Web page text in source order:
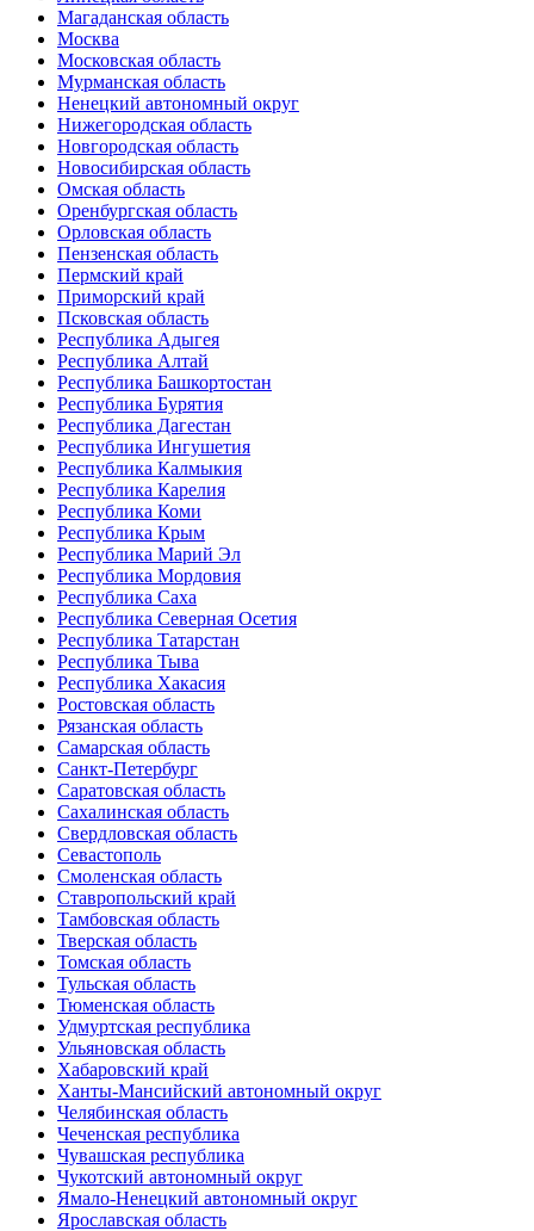
Магаданская область
Москва
Московская область
Мурманская область
Ненецкий автономный округ
Нижегородская область
Новгородская область
Новосибирская область
Омская область
Оренбургская область
Орловская область
Пензенская область
Пермский край
Приморский край
Псковская область
Республика Адыгея
Республика Алтай
Республика Башкортостан
Республика Бурятия
Республика Дагестан
Республика Ингушетия
Республика Калмыкия
Республика Карелия
Республика Коми
Республика Крым
Республика Марий Эл
Республика Мордовия
Республика Саха
Республика Северная Осетия
Республика Татарстан
Республика Тыва
Республика Хакасия
Ростовская область
Рязанская область
Самарская область
Санкт-Петербург
Саратовская область
Сахалинская область
Свердловская область
Севастополь
Смоленская область
Ставропольский край
Тамбовская область
Тверская область
Томская область
Тульская область
Тюменская область
Удмуртская республика
Ульяновская область
Хабаровский край
Ханты-Мансийский автономный округ
Челябинская область
Чеченская республика
Чувашская республика
Чукотский автономный округ
Ямало-Ненецкий автономный округ
Ярославская область